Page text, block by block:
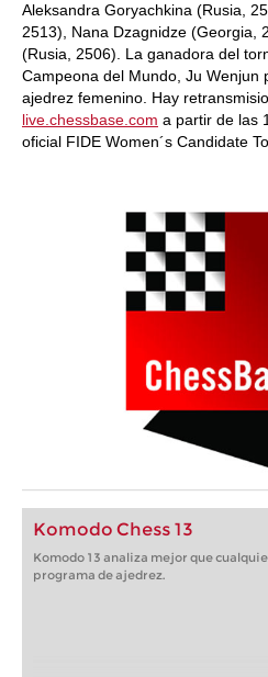
Aleksandra Goryachkina (Rusia,
2513), Nana Dzagnidze (Georgia,
(Rusia, 2506). La ganadora del
Campeona del Mundo, Ju Wenjun
ajedrez femenino. Hay
live.chessbase.com a partir de las
oficial FIDE Women´s Candidate
Komodo Chess 13
Komodo 13 analiza mejor que
programa de ajedrez.